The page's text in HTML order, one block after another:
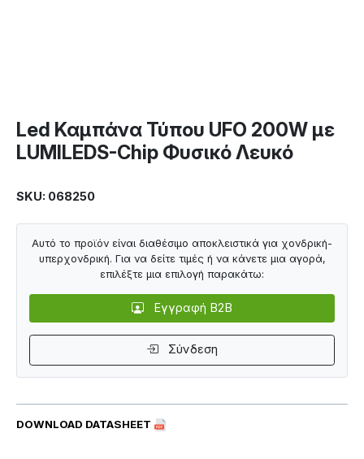
Led Καμπάνα Τύπου UFO 200W με
LUMILEDS-Chip Φυσικό Λευκό
SKU: 068250
DOWNLOAD DATASHEET
Αυτό το προϊόν είναι διαθέσιμο αποκλειστικά για χονδρική-
υπερχονδρική. Για να δείτε τιμές ή να κάνετε μια αγορά,
επιλέξτε μια επιλογή παρακάτω:
Εγγραφή B2B
Σύνδεση